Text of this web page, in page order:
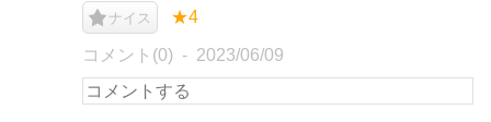
ナイス ★4
コメント(0) 2023/06/09